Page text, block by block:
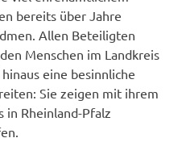
bereits über Jahre
Allen Beteiligten
Menschen im Landkreis
eine besinnliche
Sie zeigen mit ihrem
in Rheinland-Pfalz